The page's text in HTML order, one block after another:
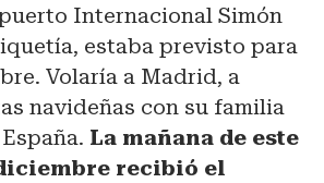
Internacional Simón
estaba previsto para
Volaría a Madrid, a
navideñas con su familia
La mañana de este
recibió el